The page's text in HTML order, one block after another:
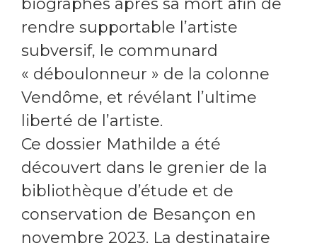
rendre supportable l’artiste
subversif, le communard
« déboulonneur » de la colonne
Vendôme, et révélant l’ultime
liberté de l’artiste.
Ce dossier Mathilde a été
découvert dans le grenier de la
bibliothèque d’étude et de
conservation de Besançon en
novembre 2023. La destinataire